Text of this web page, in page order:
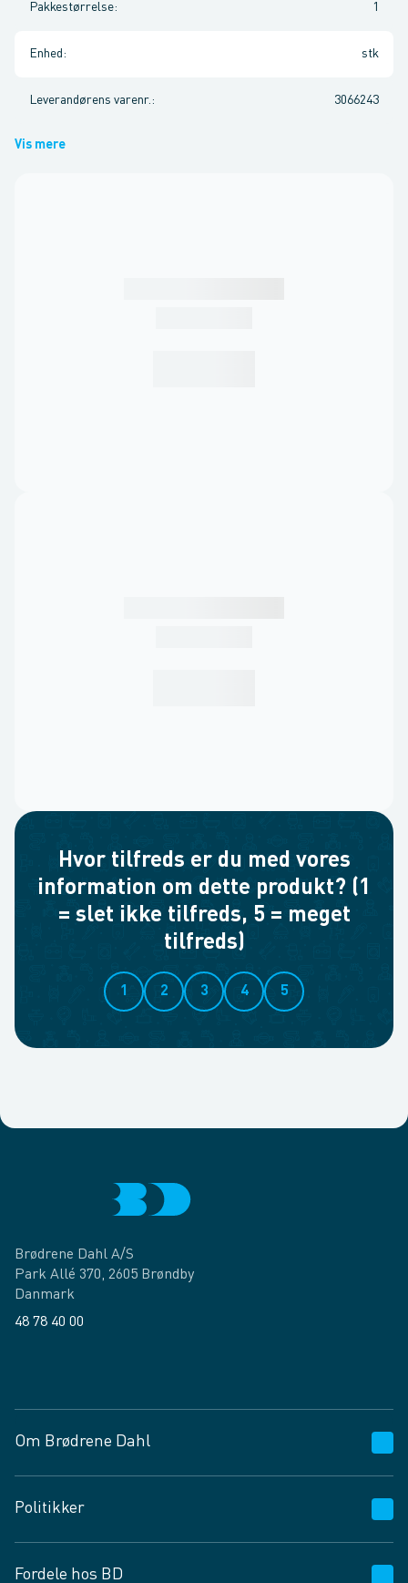
Pakkestørrelse: 1
Enhed : stk
Leverandørens varenr. : 3066243
Vis mere
Hvor tilfreds er du med vores
information om dette produkt? (1
= slet ikke tilfreds, 5 = meget
tilfreds)
1 2 3 4 5
Brødrene Dahl A/S
Park Allé 370, 2605 Brøndby
Danmark
48 78 40 00
Om Brødrene Dahl
Vagttelefon 30 10 89 89
Spørgsmål og svar
Job og karriere
Politikker
Fordele hos BD